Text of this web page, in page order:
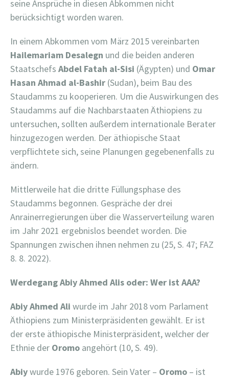
seine Ansprüche in diesen Abkommen nicht
berücksichtigt worden waren.
In einem Abkommen vom März 2015 vereinbarten
Hailemariam Desalegn und die beiden anderen
Staatschefs Abdel Fatah al-Sisi (Ägypten) und Omar
Hasan Ahmad al-Bashir (Sudan), beim Bau des
Staudamms zu kooperieren. Um die Auswirkungen des
Staudamms auf die Nachbarstaaten Äthiopiens zu
untersuchen, sollten außerdem internationale Berater
hinzugezogen werden. Der äthiopische Staat
verpflichtete sich, seine Planungen gegebenenfalls zu
ändern.
Mittlerweile hat die dritte Füllungsphase des
Staudamms begonnen. Gespräche der drei
Anrainerregierungen über die Wasserverteilung waren
im Jahr 2021 ergebnislos beendet worden. Die
Spannungen zwischen ihnen nehmen zu (25, S. 47; FAZ
8. 8. 2022).
Werdegang Abiy Ahmed Alis oder: Wer ist AAA?
Abiy Ahmed Ali wurde im Jahr 2018 vom Parlament
Äthiopiens zum Ministerpräsidenten gewählt. Er ist
der erste äthiopische Ministerpräsident, welcher der
Ethnie der Oromo angehört (10, S. 49).
Abiywurde 1976 geboren. Sein Vater – Oromo – ist